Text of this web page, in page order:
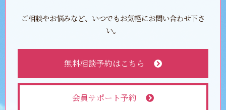
ご相談やお悩みなど、いつでもお気軽にお問い合わせ下さ
い。
無料相談予約はこちら
会員サポート予約